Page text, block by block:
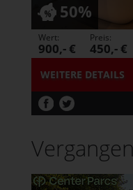
50%
WEITERE DETAILS
Wert:
900,- €
Preis:
450,- €